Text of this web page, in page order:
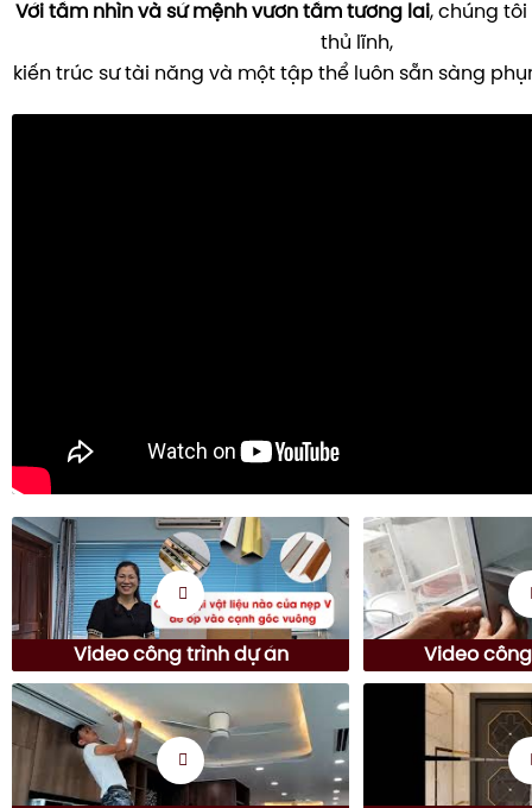
Với tầm nhìn và sứ mệnh vươn tầm tương lai, chúng
thủ lĩnh,
kiến trúc sư tài năng và một tập thể luôn sẵn sàng
Video công trình dự án Video